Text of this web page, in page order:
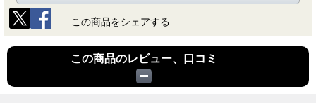
この商品をシェアする
この商品のレビュー、口コミ